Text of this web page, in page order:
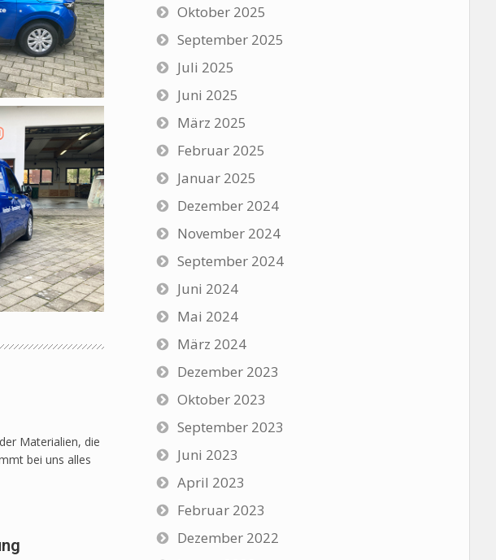
Materialien, die
bei uns alles
Oktober 2025
September 2025
Juli 2025
Juni 2025
März 2025
Februar 2025
Januar 2025
Dezember 2024
November 2024
September 2024
Juni 2024
Mai 2024
März 2024
Dezember 2023
Oktober 2023
September 2023
Juni 2023
April 2023
Februar 2023
Dezember 2022